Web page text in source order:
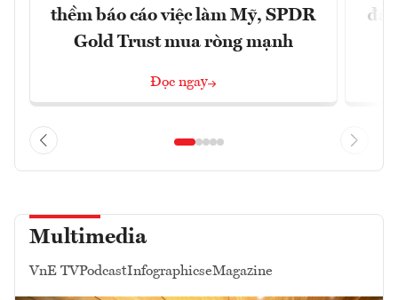
thềm báo cáo việc làm Mỹ, SPDR
Gold Trust mua ròng mạnh
Đọc ngay
đã
Multimedia
VnE TVPodcastInfographicseMagazine